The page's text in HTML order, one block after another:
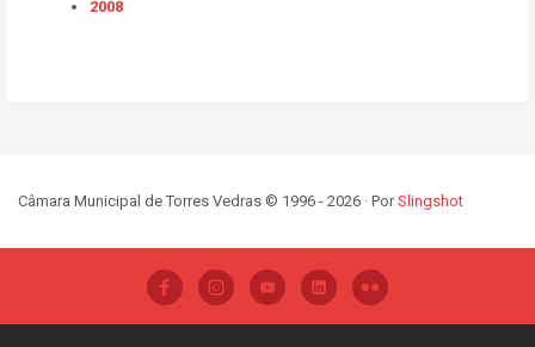
2008
Câmara Municipal de Torres Vedras © 1996 - 2026 · PorSlingshot